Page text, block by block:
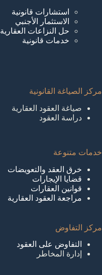
استشارات قانونية
الاستثمار الأجنبي
حل النزاعات العقارية
خدمات قانونية
مركز الصياغة القانونية
صياغة العقود العقارية
دراسة العقود
خدمات متنوعة
خرق العقد والتعويضات
قضايا الإيجارات
قوانين العقارات
مراجعة العقود العقارية
مركز التفاوض
التفاوض على العقود
إدارة المخاطر